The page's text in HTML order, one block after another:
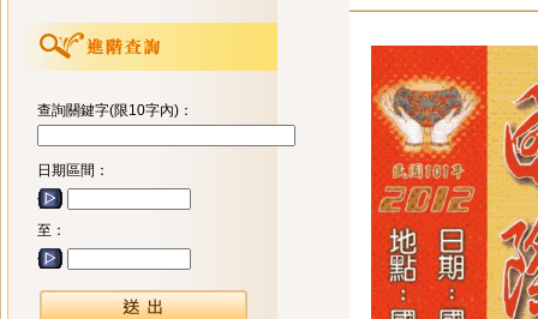
查詢關鍵字(限10字內)：
日期區間：
至：